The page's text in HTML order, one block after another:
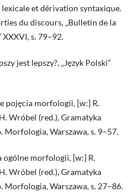
et dérivation syntaxique.
du discours, „Bulletin de la
s. 79–92.
jest lepszy?, „Język Polski”
pojęcia morfologii, [w:] R.
Wróbel (red.), Gramatyka
Morfologia, Warszawa, s. 9–57.
ogólne morfologii, [w:] R.
Wróbel (red.), Gramatyka
Morfologia, Warszawa, s. 27–86.